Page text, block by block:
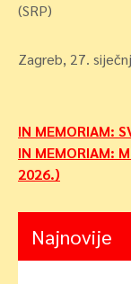
(SRP)
Zagreb, 27.
objava
IN MEMORIAM:
IN MEMORIAM:
2026.)
Najnovije